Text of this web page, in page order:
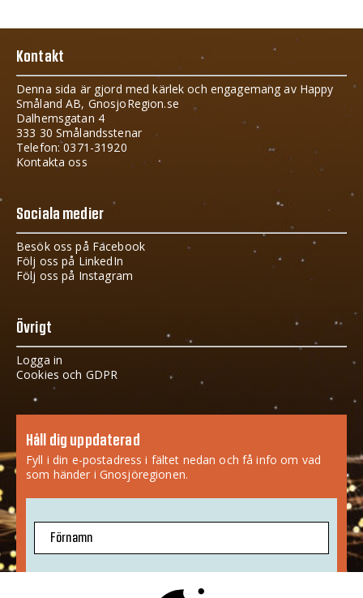
Kontakt
Denna sida är gjord med kärlek och engagemang av Happy
Småland AB, GnosjoRegion.se
Dalhemsgatan 4
333 30 Smålandsstenar
Telefon: 0371-31920
Kontakta oss
Sociala medier
Besök oss på Facebook
Följ oss på LinkedIn
Följ oss på Instagram
Övrigt
Logga in
Cookies och GDPR
Håll dig uppdaterad
Fyll i din e-postadress i fältet nedan och få info om vad
som händer i Gnosjöregionen.
Förnamn